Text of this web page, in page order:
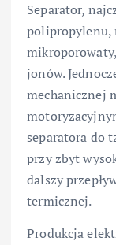
Separator,
polipropylenu,
jonów.
mechanicznej
separatora do
przy zbyt
dalszy
termicznej.
Produkcja